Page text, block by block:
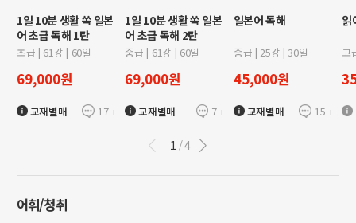
1일 10분 생활 쏙 일본
어 초급 독해 1탄
초급 | 61강 | 60일
69,000원
교재별매 17+
1일 10분 생활 쏙 일본
어 초급 독해 2탄
중급 | 61강 | 60일
69,000원
교재별매 7+
일본어 독해
중급 | 25강 |30일
45,000원
교재별매 15 +
읽
고
1 /4
어휘/청취